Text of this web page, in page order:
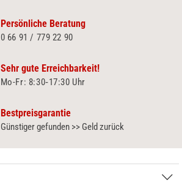
Persönliche Beratung
0 66 91 / 779 22 90
Sehr gute Erreichbarkeit!
Mo-Fr: 8:30‑17:30 Uhr
Bestpreisgarantie
Günstiger gefunden >> Geld zurück